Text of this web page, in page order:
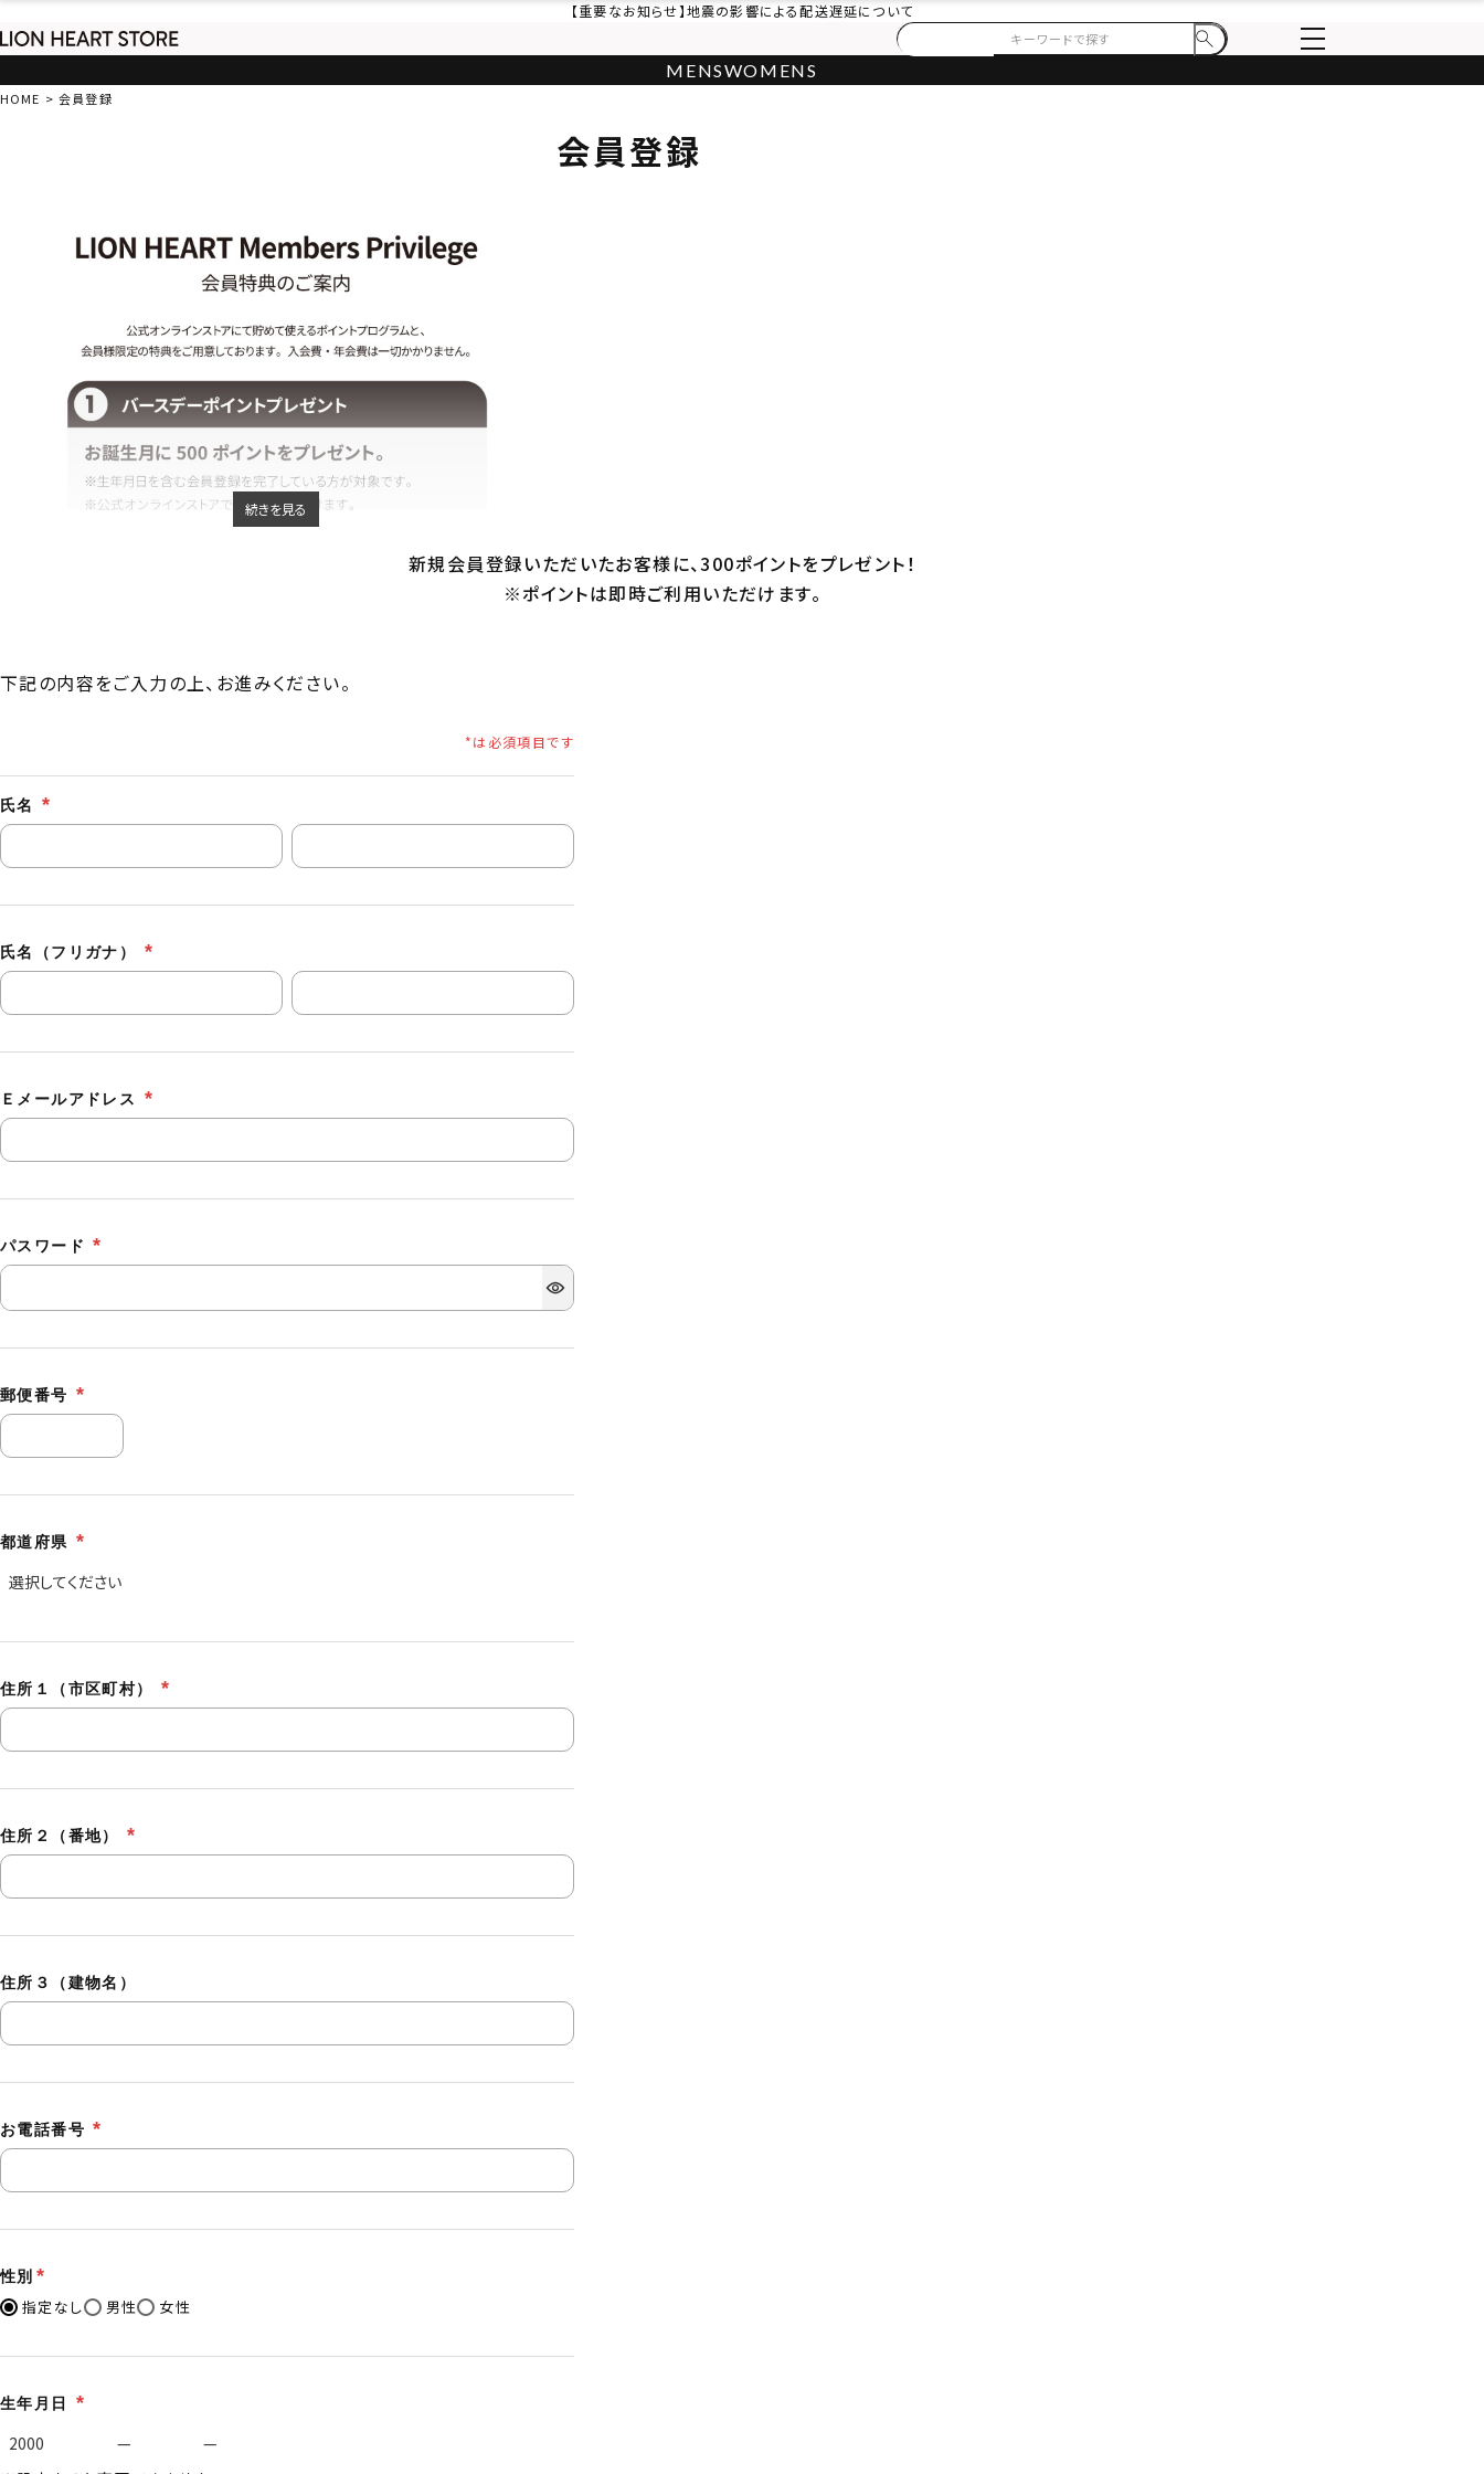
【重要なお知らせ】地震の影響による配送遅延について
MENSWOMENS
HOME 会員登録
会員登録
続きを見る
新規会員登録いただいたお客様に、300ポイントをプレゼント！
※ポイントは即時ご利用いただけます。
下記の内容をご入力の上、お進みください。
氏名
氏名（フリガナ）
Ｅメールアドレス
パスワード
郵便番号
都道府県
住所１（市区町村）
住所２（番地）
住所３（建物名）
お電話番号
性別
指定なし 男性 女性
生年月日